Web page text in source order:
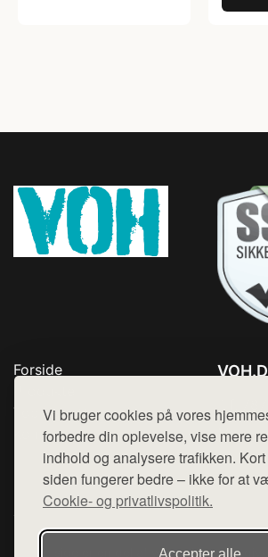
Vi bruger cookies på vores
forbedre din oplevelse, vise mere
indhold og analysere trafikken.
siden fungerer bedre – ikke for at
Cookie- og privatlivspolitik.
Accepter alle
Forside
Top Rabatter
Kontakt
Mail:
Denne side er en del af want.dk, der